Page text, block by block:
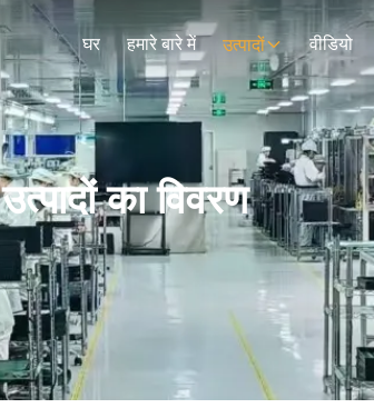
घर हमारे बारे में उत्पादों वीडियो
उत्पादों का विवरण